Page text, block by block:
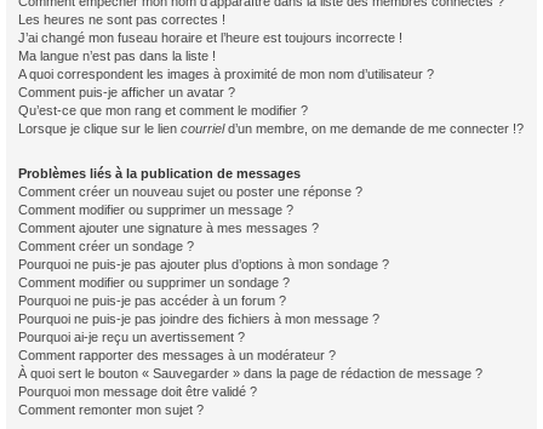
Les heures ne sont pas correctes !
J’ai changé mon fuseau horaire et l’heure est toujours incorrecte !
Ma langue n’est pas dans la liste !
A quoi correspondent les images à proximité de mon nom d’utilisateur ?
Comment puis-je afficher un avatar ?
Qu’est-ce que mon rang et comment le modifier ?
Lorsque je clique sur le lien courrield’un membre, on me demande de me connecter !?
Problèmes liés à la publication de messages
Comment créer un nouveau sujet ou poster une réponse ?
Comment modifier ou supprimer un message ?
Comment ajouter une signature à mes messages ?
Comment créer un sondage ?
Pourquoi ne puis-je pas ajouter plus d’options à mon sondage ?
Comment modifier ou supprimer un sondage ?
Pourquoi ne puis-je pas accéder à un forum ?
Pourquoi ne puis-je pas joindre des fichiers à mon message ?
Pourquoi ai-je reçu un avertissement ?
Comment rapporter des messages à un modérateur ?
À quoi sert le bouton « Sauvegarder » dans la page de rédaction de message ?
Pourquoi mon message doit être validé ?
Comment remonter mon sujet ?